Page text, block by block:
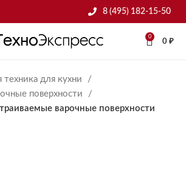
8 (495) 182-15-50
0
0 ₽
техника для кухни
поверхности
варочные поверхности